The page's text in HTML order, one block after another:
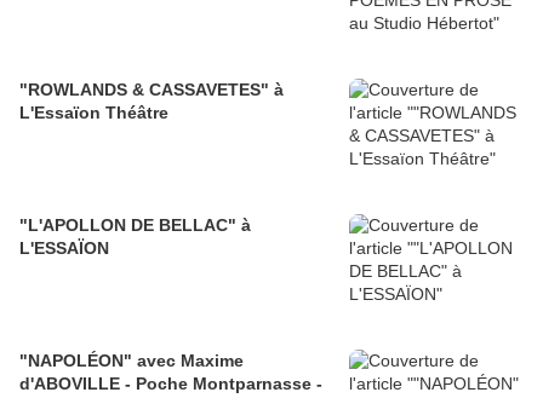
"ROWLANDS & CASSAVETES" à
L'Essaïon Théâtre
"L'APOLLON DE BELLAC" à
L'ESSAÏON
"NAPOLÉON" avec Maxime
d'ABOVILLE - Poche Montparnasse -